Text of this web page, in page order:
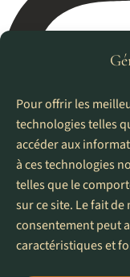
Pour offrir les
technologies telles
accéder aux
à ces technologies
telles que le
sur ce site. Le fait
consentement peut
caractéristiques et